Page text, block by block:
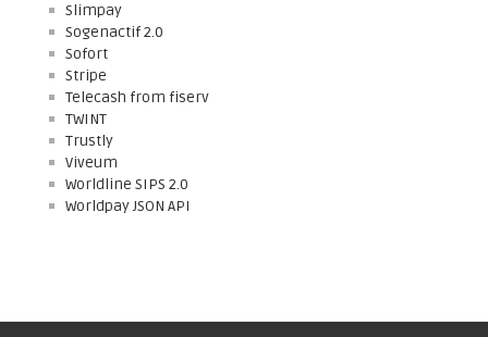
Slimpay
Sogenactif 2.0
Sofort
Stripe
Telecash from fiserv
TWINT
Trustly
Viveum
Worldline SIPS 2.0
Worldpay JSON API